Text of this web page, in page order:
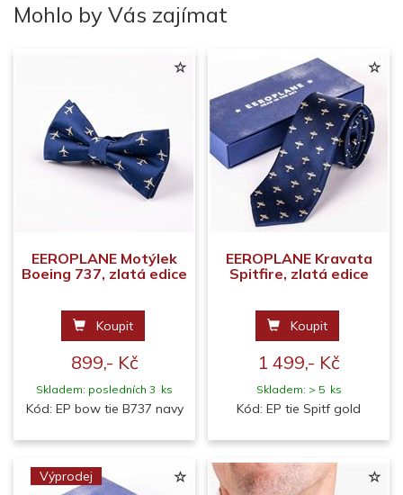
Mohlo by Vás zajímat
EEROPLANE Motýlek
Boeing 737, zlatá edice
Koupit
899,- Kč
Skladem: posledních 3 ks
Kód: EP bow tie B737 navy
EEROPLANE Kravata
Spitfire, zlatá edice
Koupit
1 499,- Kč
Skladem: > 5 ks
Kód: EP tie Spitf gold
Výprodej